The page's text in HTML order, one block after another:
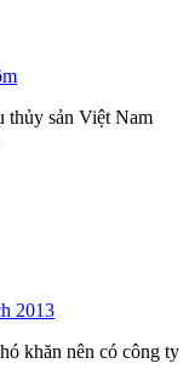
thủy sản Việt Nam
2013
khăn nên có công ty